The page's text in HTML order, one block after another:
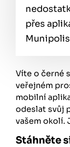
přes
Víte o černé
veřejném
mobilní
odeslat svůj
vašem okolí.
Stáhněte